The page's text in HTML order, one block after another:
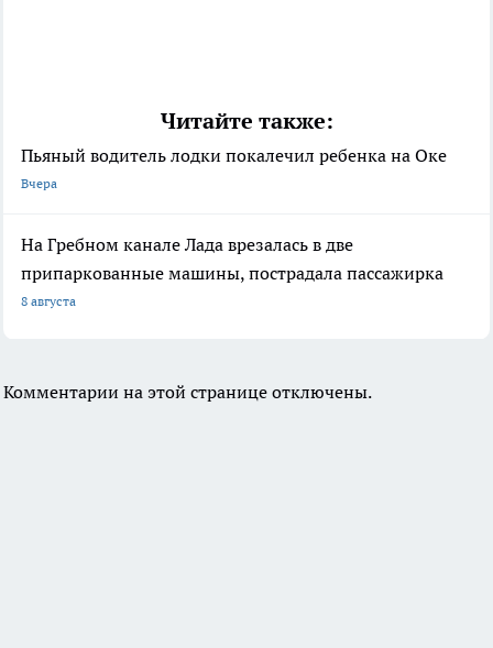
Читайте также:
Пьяный водитель лодки покалечил ребенка на Оке
Вчера
На Гребном канале Лада врезалась в две
припаркованные машины, пострадала пассажирка
8 августа
Комментарии на этой странице отключены.